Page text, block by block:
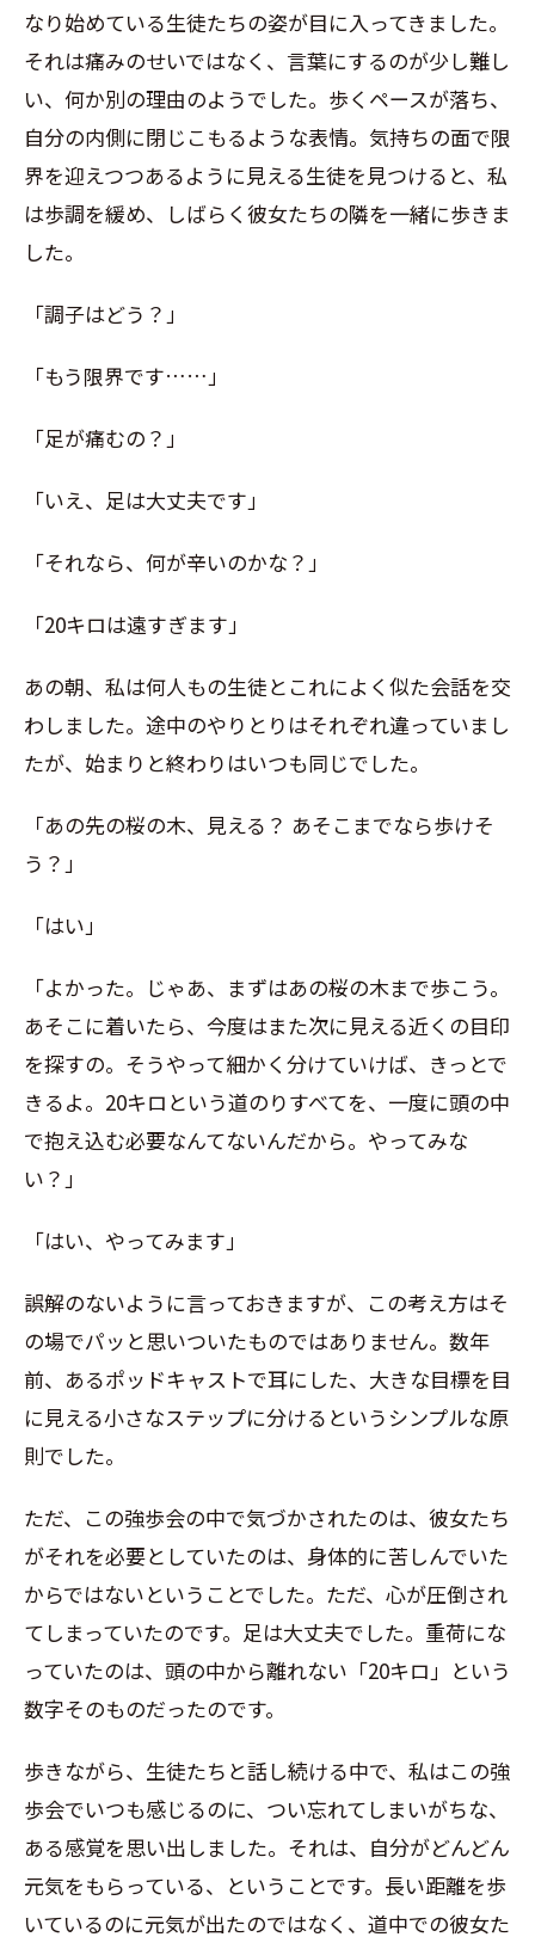
なり始めている生徒たちの姿が目に入ってきました。
それは痛みのせいではなく、言葉にするのが少し難し
い、何か別の理由のようでした。歩くペースが落ち、
自分の内側に閉じこもるような表情。気持ちの面で限
界を迎えつつあるように見える生徒を見つけると、私
は歩調を緩め、しばらく彼女たちの隣を一緒に歩きま
した。
「調子はどう？」
「もう限界です……」
「足が痛むの？」
「いえ、足は大丈夫です」
「それなら、何が辛いのかな？」
「20キロは遠すぎます」
あの朝、私は何人もの生徒とこれによく似た会話を交
わしました。途中のやりとりはそれぞれ違っていまし
たが、始まりと終わりはいつも同じでした。
「あの先の桜の木、見える？ あそこまでなら歩けそ
う？」
「はい」
「よかった。じゃあ、まずはあの桜の木まで歩こう。
あそこに着いたら、今度はまた次に見える近くの目印
を探すの。そうやって細かく分けていけば、きっとで
きるよ。20キロという道のりすべてを、一度に頭の中
で抱え込む必要なんてないんだから。やってみな
い？」
「はい、やってみます」
誤解のないように言っておきますが、この考え方はそ
の場でパッと思いついたものではありません。数年
前、あるポッドキャストで耳にした、大きな目標を目
に見える小さなステップに分けるというシンプルな原
則でした。
ただ、この強歩会の中で気づかされたのは、彼女たち
がそれを必要としていたのは、身体的に苦しんでいた
からではないということでした。ただ、心が圧倒され
てしまっていたのです。足は大丈夫でした。重荷にな
っていたのは、頭の中から離れない「20キロ」という
数字そのものだったのです。
歩きながら、生徒たちと話し続ける中で、私はこの強
歩会でいつも感じるのに、つい忘れてしまいがちな、
ある感覚を思い出しました。それは、自分がどんどん
元気をもらっている、ということです。長い距離を歩
いているのに元気が出たのではなく、道中での彼女た